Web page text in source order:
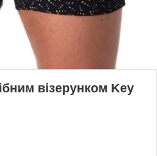
візерунком Key